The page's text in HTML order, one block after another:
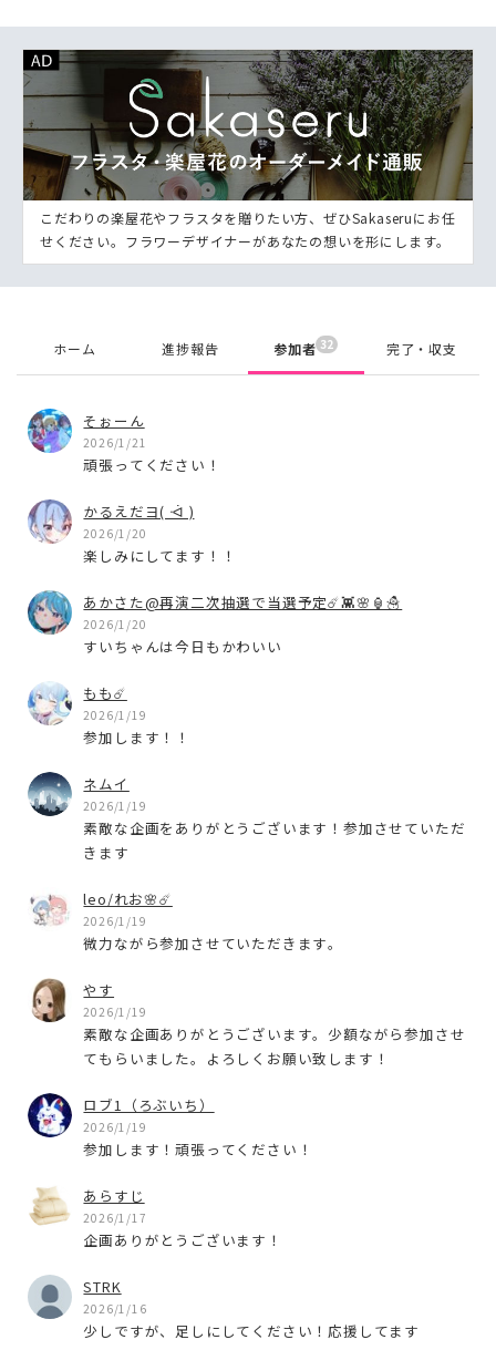
こだわりの楽屋花やフラスタを贈りたい方、ぜひSakaseruにお任
せください。フラワーデザイナーがあなたの想いを形にします。
ホーム 進捗報告 参加者 32 完了・収支
そぉーん
2026/1/21
頑張ってください！
かるえだヨ( ᐙ )
2026/1/20
楽しみにしてます！！
あかさた@再演二次抽選で当選予定☄️👾🌸🏮☃️
2026/1/20
すいちゃんは今日もかわいい
もも☄️
2026/1/19
参加します！！
ネムイ
2026/1/19
素敵な企画をありがとうございます！参加させていただ
きます
leo/れお🌸☄️
2026/1/19
微力ながら参加させていただきます。
やす
2026/1/19
素敵な企画ありがとうございます。少額ながら参加させ
てもらいました。よろしくお願い致します！
ロブ1（ろぶいち）
2026/1/19
参加します！頑張ってください！
あらすじ
2026/1/17
企画ありがとうございます！
STRK
2026/1/16
少しですが、足しにしてください！応援してます